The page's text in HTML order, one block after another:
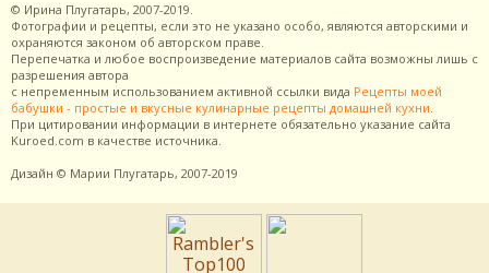
© Ирина Плугатарь, 2007-2019.
Фотографии и рецепты, если это не указано особо, являются авторскими и
охраняются законом об авторском праве.
Перепечатка и любое воспроизведение материалов сайта возможны лишь с
разрешения автора
с непременным использованием активной ссылки вида Рецепты моей
бабушки - простые и вкусные кулинарные рецепты домашней кухни.
При цитировании информации в интернете обязательно указание сайта
Kuroed.com в качестве источника.
Дизайн © Марии Плугатарь, 2007-2019